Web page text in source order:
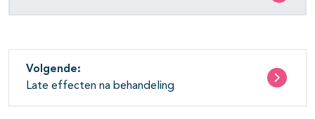
Volgende:
Late effecten na behandeling